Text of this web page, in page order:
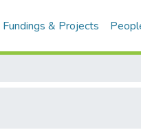
Fundings & Projects